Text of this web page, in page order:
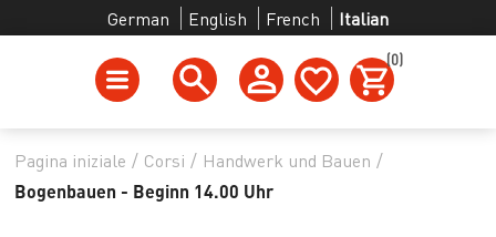
German English French Italian
(0)
Pagina iniziale / Corsi / Handwerk und Bauen /
Bogenbauen - Beginn 14.00 Uhr